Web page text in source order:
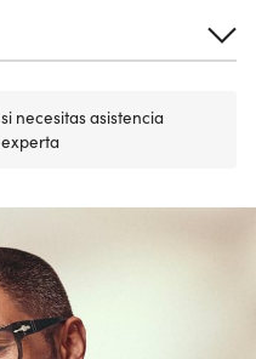
si necesitas asistencia
experta